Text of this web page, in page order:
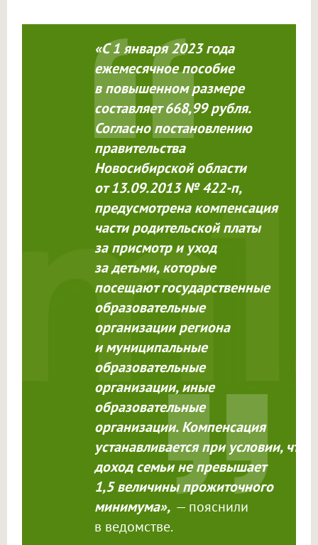
«С 1 января 2023 года
ежемесячное пособие
в повышенном размере
составляет 668,99 рубля.
Согласно постановлению
правительства
Новосибирской области
от 13.09.2013 № 422-п,
предусмотрена компенсация
части родительской платы
за присмотр и уход
за детьми, которые
посещают государственные
образовательные
организации региона
и муниципальные
образовательные
организации, иные
образовательные
организации. Компенсация
устанавливаетсяпри условии,что
доход семьи не превышает
1,5 величины прожиточного
минимума», — пояснили
в ведомстве.